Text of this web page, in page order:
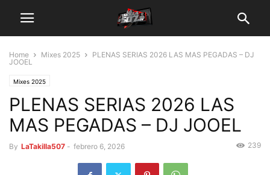
Home Mixes 2025
PLENAS SERIAS 2026 LAS MAS PEGADAS – DJ
JOOEL
Mixes 2025
PLENAS SERIAS 2026 LAS
MAS PEGADAS – DJ JOOEL
By LaTakilla507 - febrero 6, 2026 239